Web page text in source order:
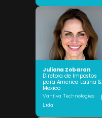
Juliana Zobaran
Diretora de Impostos
para America Latina &
Mexico
Vantiva Technologies
Ltda